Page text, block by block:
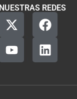
NUESTRAS REDES